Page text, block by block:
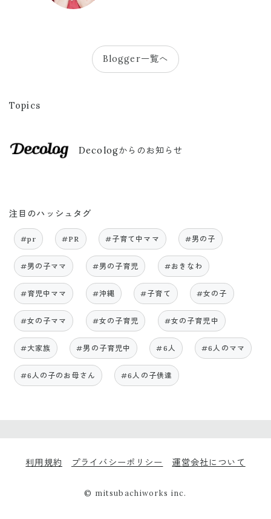
Blogger一覧へ
Topics
Decologからのお知らせ
注目のハッシュタグ
#pr #PR #子育て中ママ #男の子
#男の子ママ #男の子育児 #おきなわ
#育児中ママ #沖縄 #子育て #女の子
#女の子ママ #女の子育児 #女の子育児中
#大家族 #男の子育児中 #6人 #6人のママ
#6人の子のお母さん #6人の子供達
利用規約 プライバシーポリシー 運営会社について
© mitsubachiworks inc.